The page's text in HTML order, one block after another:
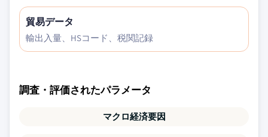
貿易データ
輸出入量、HSコード、税関記録
調査・評価されたパラメータ
マクロ経済要因